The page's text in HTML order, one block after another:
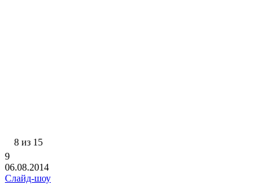
8 из 15
9
06.08.2014
Слайд-шоу